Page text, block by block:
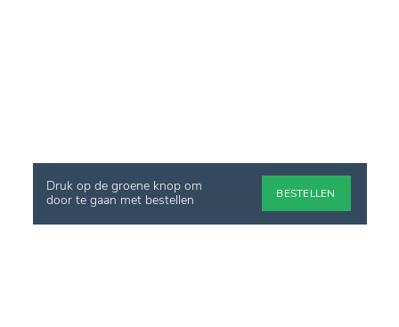
Druk op de groene knop om
door te gaan met bestellen
BESTELLEN